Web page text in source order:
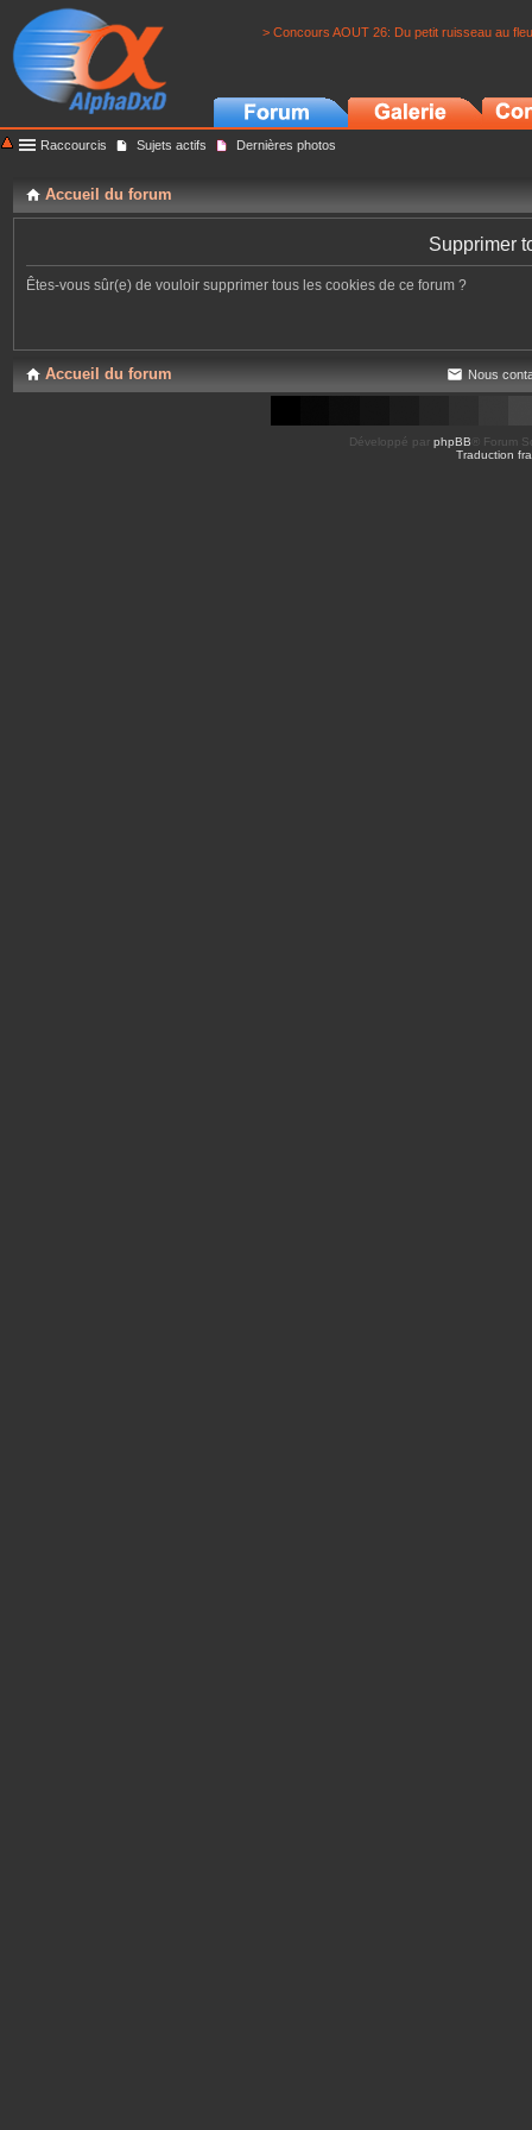
> Concours AOUT 26: Du petit ruisseau au
Raccourcis Sujets actifs Dernières photos
Accueil du forum
Supprimer
Êtes-vous sûr(e) de vouloir supprimer tous les cookies de ce forum ?
Accueil du forum Nous
Développé par phpBB ® Forum
Traduction